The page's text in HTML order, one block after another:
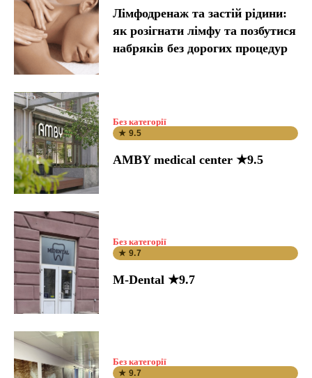
Лімфодренаж та застій рідини:
як розігнати лімфу та позбутися
набряків без дорогих процедур
Без категорії
★ 9.5
AMBY medical center ★9.5
Без категорії
★ 9.7
M-Dental ★9.7
Без категорії
★ 9.7